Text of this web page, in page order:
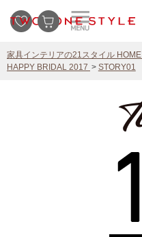
家具インテリアの21スタイル HOME
HAPPY BRIDAL 2017
STORY01